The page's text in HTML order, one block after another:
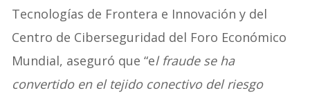
Tecnologías de Frontera e Innovación y del
Centro de Ciberseguridad del Foro Económico
Mundial, aseguró que “el fraude se ha
convertido en el tejido conectivo del riesgo